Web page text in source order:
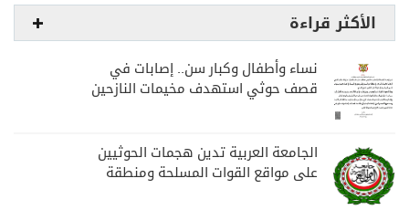
الأكثر قراءة
نساء وأطفال وكبار سن.. إصابات في
قصف حوثي استهدف مخيمات النازحين
الجامعة العربية تدين هجمات الحوثيين
على مواقع القوات المسلحة ومنطقة